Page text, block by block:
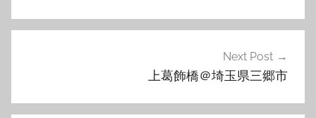
ビ
シ
Next Post
上葛飾橋＠埼玉県三郷市